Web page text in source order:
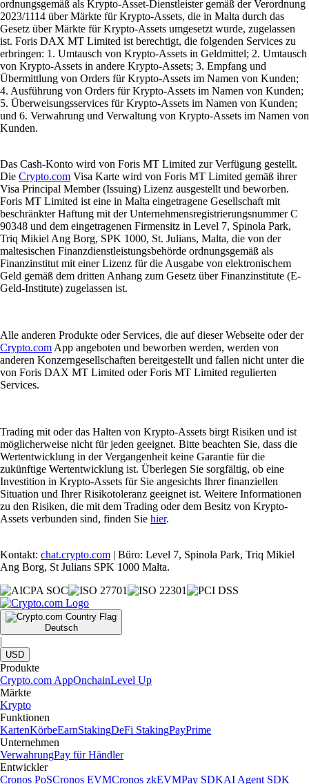
ordnungsgemäß als Krypto-Asset-Dienstleister gemäß der Verordnung
2023/1114 über Märkte für Krypto-Assets, die in Malta durch das
Gesetz über Märkte für Krypto-Assets umgesetzt wurde, zugelassen
ist. Foris DAX MT Limited ist berechtigt, die folgenden Services zu
erbringen: 1. Umtausch von Krypto-Assets in Geldmittel; 2. Umtausch
von Krypto-Assets in andere Krypto-Assets; 3. Empfang und
Übermittlung von Orders für Krypto-Assets im Namen von Kunden;
4. Ausführung von Orders für Krypto-Assets im Namen von Kunden;
5. Überweisungsservices für Krypto-Assets im Namen von Kunden;
und 6. Verwahrung und Verwaltung von Krypto-Assets im Namen von
Kunden.
Das Cash-Konto wird von Foris MT Limited zur Verfügung gestellt.
Die Crypto.com Visa Karte wird von Foris MT Limited gemäß ihrer
Visa Principal Member (Issuing) Lizenz ausgestellt und beworben.
Foris MT Limited ist eine in Malta eingetragene Gesellschaft mit
beschränkter Haftung mit der Unternehmensregistrierungsnummer C
90348 und dem eingetragenen Firmensitz in Level 7, Spinola Park,
Triq Mikiel Ang Borg, SPK 1000, St. Julians, Malta, die von der
maltesischen Finanzdienstleistungsbehörde ordnungsgemäß als
Finanzinstitut mit einer Lizenz für die Ausgabe von elektronischem
Geld gemäß dem dritten Anhang zum Gesetz über Finanzinstitute (E-
Geld-Institute) zugelassen ist.
Alle anderen Produkte oder Services, die auf dieser Webseite oder der
Crypto.com App angeboten und beworben werden, werden von
anderen Konzerngesellschaften bereitgestellt und fallen nicht unter die
von Foris DAX MT Limited oder Foris MT Limited regulierten
Services.
Trading mit oder das Halten von Krypto-Assets birgt Risiken und ist
möglicherweise nicht für jeden geeignet. Bitte beachten Sie, dass die
Wertentwicklung in der Vergangenheit keine Garantie für die
zukünftige Wertentwicklung ist. Überlegen Sie sorgfältig, ob eine
Investition in Krypto-Assets für Sie angesichts Ihrer finanziellen
Situation und Ihrer Risikotoleranz geeignet ist. Weitere Informationen
zu den Risiken, die mit dem Trading oder dem Besitz von Krypto-
Assets verbunden sind, finden Sie hier.
Kontakt: chat.crypto.com | Büro: Level 7, Spinola Park, Triq Mikiel
Ang Borg, St Julians SPK 1000 Malta.
Deutsch
|
USD
Produkte
Crypto.com AppOnchainLevel Up
Märkte
Krypto
Funktionen
KartenKörbeEarnStakingDeFi StakingPayPrime
Unternehmen
VerwahrungPay für Händler
Entwickler
Cronos PoSCronos EVMCronos zkEVMPay SDKAI Agent SDK